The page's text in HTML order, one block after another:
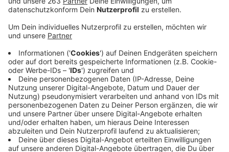
Für die letzten öffentlichen Telefone in Siegen-
Wittgenstein läuft der Countdown: Ende Januar 2023
ist Schluss. Dann stellt die Telekom diesen Dienst in
ganz Deutschland ein. „Telefonzellen“ – wie sie früher
genannt wurden – werden kaum noch genutzt. Mit
dem Smartphone haben viele Menschen heute ihre
eigene „Telefonzelle“ immer dabei. Ein öffentliches
Telefon mache nur noch wenige Euro Umsatz im
Monat. Der Aufwand, die Sprechstellen zu erhalten, sei
enorm. Seit Ende 2021 gibt es keine gesetzliche